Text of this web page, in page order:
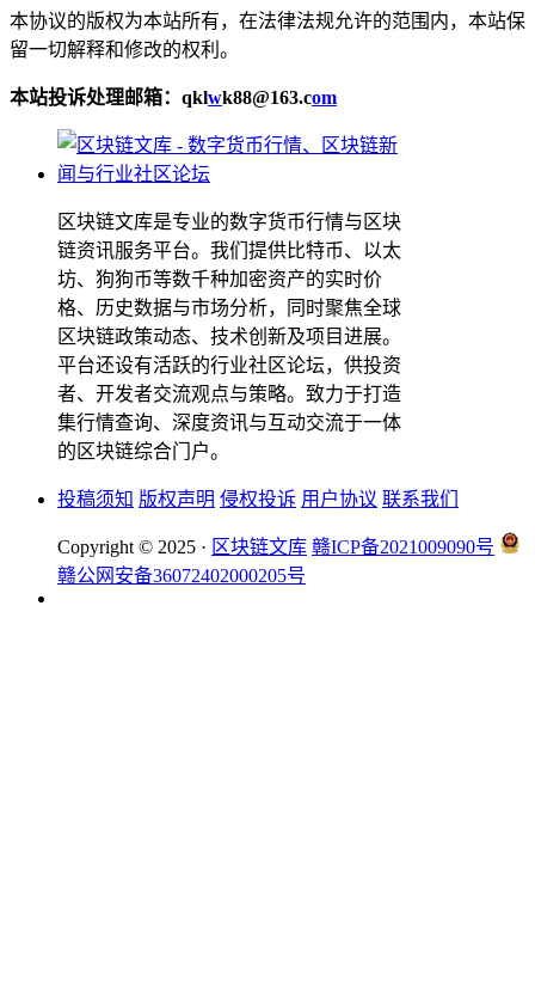
本协议的版权为本站所有，在法律法规允许的范围内，本站保
留一切解释和修改的权利。
本站投诉处理邮箱：qklwk88@163.com
区块链文库是专业的数字货币行情与区块
链资讯服务平台。我们提供比特币、以太
坊、狗狗币等数千种加密资产的实时价
格、历史数据与市场分析，同时聚焦全球
区块链政策动态、技术创新及项目进展。
平台还设有活跃的行业社区论坛，供投资
者、开发者交流观点与策略。致力于打造
集行情查询、深度资讯与互动交流于一体
的区块链综合门户。
投稿须知 版权声明 侵权投诉 用户协议 联系我们
Copyright © 2025 · 区块链文库 赣ICP备2021009090号
赣公网安备36072402000205号